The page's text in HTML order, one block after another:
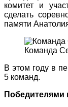
комитет и
сделать
памяти
Команда
В этом году в
5 команд.
Победителями